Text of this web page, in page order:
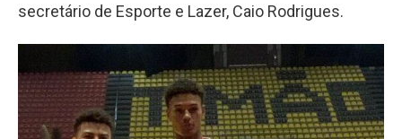
secretário de Esporte e Lazer, Caio Rodrigues.